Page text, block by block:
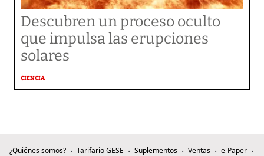
Descubren un proceso oculto
que impulsa las erupciones
solares
CIENCIA
¿Quiénes somos? Tarifario GESE Suplementos Ventas
e-Paper